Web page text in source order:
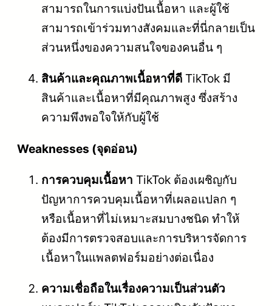
สามารถในการแบ่งปันเนื้อหา และผู้ใช้
สามารถเข้าร่วมทางสังคมและที่นี่กลายเป็น
ส่วนหนึ่งของความสนใจของคนอื่น ๆ
สินค้าและคุณภาพเนื้อหาที่ดี TikTok มี
สินค้าและเนื้อหาที่มีคุณภาพสูง ซึ่งสร้าง
ความพึงพอใจให้กับผู้ใช้
Weaknesses (จุดอ่อน)
การควบคุมเนื้อหา TikTok ต้องเผชิญกับ
ปัญหาการควบคุมเนื้อหาที่เผลอแปลก ๆ
หรือเนื้อหาที่ไม่เหมาะสมบางชนิด ทำให้
ต้องมีการตรวจสอบและการบริหารจัดการ
เนื้อหาในแพลตฟอร์มอย่างต่อเนื่อง
ความเชื่อถือในเรื่องความเป็นส่วนตัว